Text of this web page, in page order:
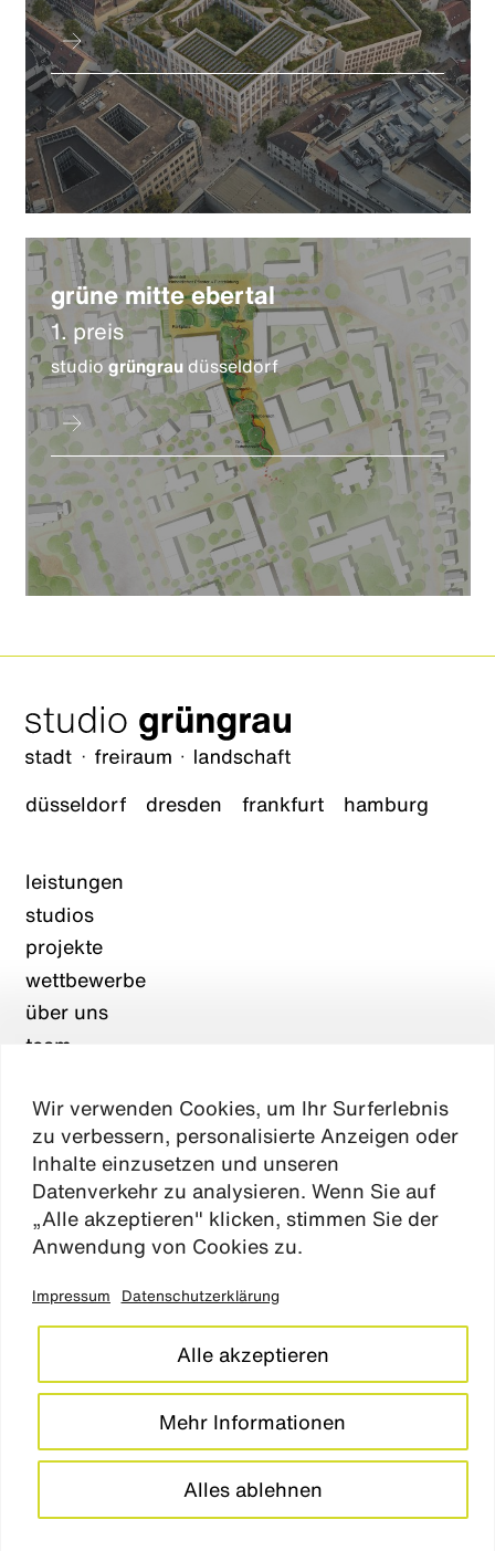
Wir verwenden Cookies, um Ihr Surferlebnis
zu verbessern, personalisierte Anzeigen oder
Inhalte einzusetzen und unseren
Datenverkehr zu analysieren. Wenn Sie auf
„Alle akzeptieren" klicken, stimmen Sie der
Anwendung von Cookies zu.
Impressum Datenschutzerklärung
Mehr Informationen
Alles ablehnen
Alle akzeptieren
grüne mitte ebertal
1. preis
studiogrüngrau düsseldorf
düsseldorf dresden frankfurt hamburg
leistungen
studios
projekte
wettbewerbe
über uns
team
aktuelles
kontakt
impressum
datenschutz
cookie einstellungen
barrierefreiheitserklärung